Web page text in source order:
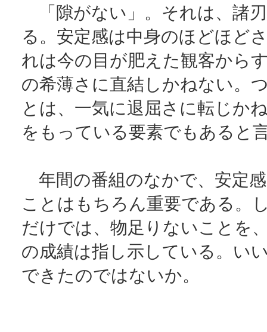
「隙がない」。それは、諸
る。安定感は中身のほどほど
れは今の目が肥えた観客から
の希薄さに直結しかねない。
とは、一気に退屈さに転じか
をもっている要素でもあると
年間の番組のなかで、安定
ことはもちろん重要である。
だけでは、物足りないことを
の成績は指し示している。い
できたのではないか。